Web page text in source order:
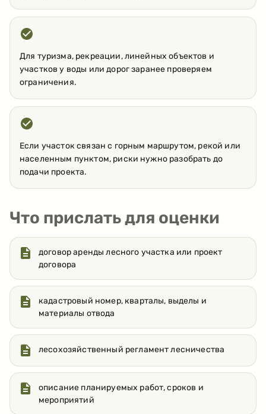
Для туризма, рекреации, линейных объектов и
участков у воды или дорог заранее проверяем
ограничения.
Если участок связан с горным маршрутом, рекой или
населенным пунктом, риски нужно разобрать до
подачи проекта.
Что прислать для оценки
договор аренды лесного участка или проект
договора
кадастровый номер, кварталы, выделы и
материалы отвода
лесохозяйственный регламент лесничества
описание планируемых работ, сроков и
мероприятий